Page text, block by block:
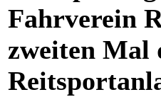
Fahrverein
zweiten Mal